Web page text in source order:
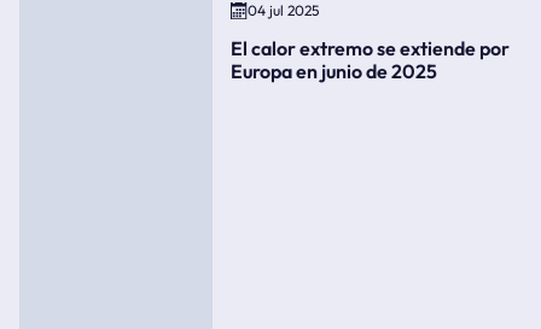
04 jul 2025
El calor extremo se extiende por
Europa en junio de 2025